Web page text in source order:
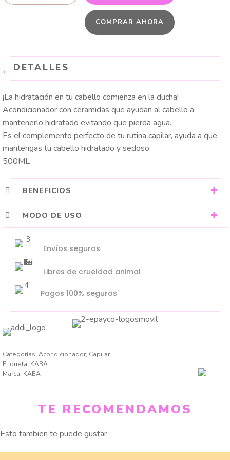
COMPRAR AHORA
DETALLES
¡La hidratación en tu cabello comienza en la ducha!
Acondicionador con ceramidas que ayudan al cabello a
mantenerlo hidratado evitando que pierda agua.
Es el complemento perfecto de tu rutina capilar, ayuda a que
mantengas tu cabello hidratado y sedoso.
500ML
BENEFICIOS
MODO DE USO
Envíos seguros
Libres de crueldad animal
Pagos 100% seguros
Categorías: Acondicionador, Capilar
Etiqueta: KABA
Marca: KABA
TE RECOMENDAMOS
Esto tambien te puede gustar